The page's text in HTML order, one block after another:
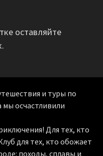
оставляйте
и туры по
мы осчастливили
Для тех, кто
для тех, кто обожает
походы, сплавы и